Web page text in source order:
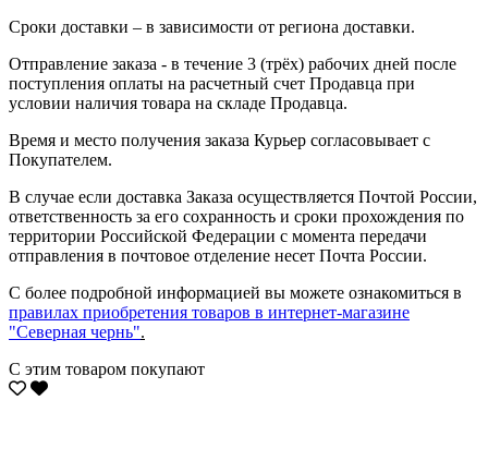
Сроки доставки – в зависимости от региона доставки.
Отправление заказа - в течение 3 (трёх) рабочих дней после
поступления оплаты на расчетный счет Продавца при
условии наличия товара на складе Продавца.
Время и место получения заказа Курьер согласовывает с
Покупателем.
В случае если доставка Заказа осуществляется Почтой России,
ответственность за его сохранность и сроки прохождения по
территории Российской Федерации с момента передачи
отправления в почтовое отделение несет Почта России.
С более подробной информацией вы можете ознакомиться в
правилах приобретения товаров в интернет-магазине
"Северная чернь".
С этим товаром покупают